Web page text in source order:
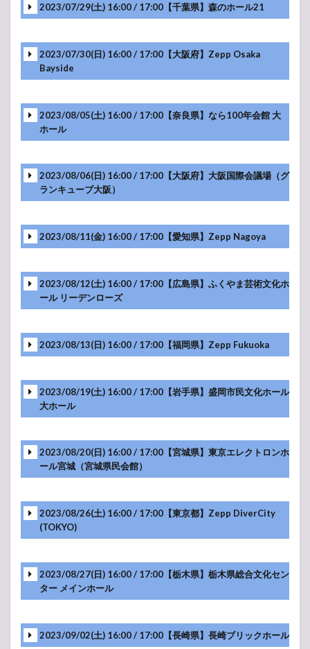
-アンコール-
-アンコール-
-アンコール-
2023/07/29(土) 16:00 / 17:00【千葉県】森のホール21
-アンコール-
2023/07/30(日) 16:00 / 17:00【大阪府】Zepp Osaka
Bayside
-アンコール-
2023/08/05(土) 16:00 / 17:00【奈良県】なら100年会館 大
ホール
-アンコール-
2023/08/06(日) 16:00 / 17:00【大阪府】大阪国際会議場（グ
ランキューブ大阪）
-アンコール-
2023/08/11(金) 16:00 / 17:00【愛知県】Zepp Nagoya
-アンコール-
2023/08/12(土) 16:00 / 17:00【広島県】ふくやま芸術文化ホ
ール リーデンローズ
2023/08/13(日) 16:00 / 17:00【福岡県】Zepp Fukuoka
2023/08/19(土) 16:00 / 17:00【岩手県】盛岡市民文化ホール
大ホール
2023/08/20(日) 16:00 / 17:00【宮城県】東京エレクトロンホ
ール宮城（宮城県民会館）
2023/08/26(土) 16:00 / 17:00【東京都】Zepp DiverCity
(TOKYO)
2023/08/27(日) 16:00 / 17:00【栃木県】栃木県総合文化セン
ター メインホール
2023/09/02(土) 16:00 / 17:00【長崎県】長崎ブリックホール